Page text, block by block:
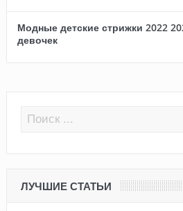
Модные детские стрижки 2022
девочек
ЛУЧШИЕ СТАТЬИ